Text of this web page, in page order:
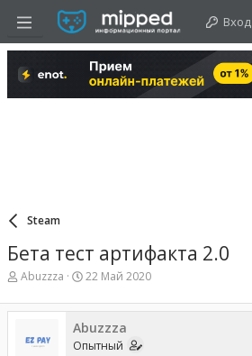
Вход
Steam
Бета тест артифакта 2.0
А
т
Abuzzza
Д
т
н
а
22 Май 2020
Abuzzza
Опытный